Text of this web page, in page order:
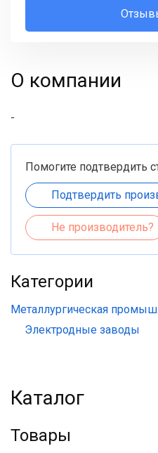
О компании
-
Помогите подтвердить
Подтвердить
Не производитель?
Категории
Металлургическая
Электродные заводы
Каталог
Товары